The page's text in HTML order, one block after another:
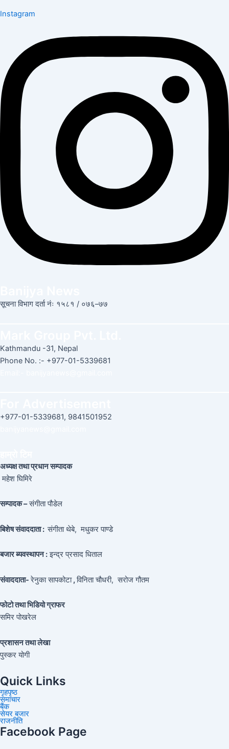
Instagram
सूचना विभाग दर्ता नंः १५८१ / ०७६–७७
Kathmandu -31, Nepal
Phone No. :- +977-01-5339681
+977-01-5339681, 9841501952
अध्यक्ष तथा प्रधान सम्पादक
महेश घिमिरे
सम्पादक –संगीता पौडेल
बिशेष संवाददाता : संगीता थेबे,मधुकर पाण्डे
बजार ब्यवस्थापन :इन्द्र प्रसाद धिताल
संवाददाता-रेनुका सापकोटा, विनिता चौधरी, सरोज गौतम
फोटो तथा भिडियो ग्राफर
समिर पोखरेल
प्रशासन तथा लेखा
पुस्कर योगी
Quick Links
गृहपृष्ठ
समाचार
बैंक
सेयर बजार
राजनीति
Facebook Page